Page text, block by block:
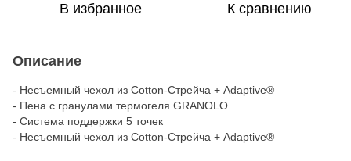
В избранное К сравнению
Описание
- Несъемный чехол из Cotton-Стрейча + Adaptive®
- Пена с гранулами термогеля GRANOLO
- Система поддержки 5 точек
- Несъемный чехол из Cotton-Стрейча + Adaptive®